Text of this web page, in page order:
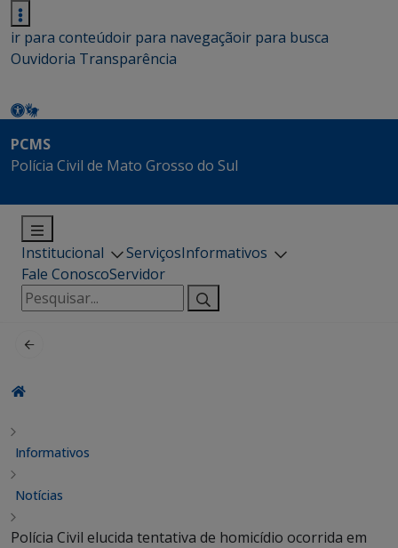
ir para conteúdoir para navegaçãoir para busca
Ouvidoria Transparência
PCMS
Polícia Civil de Mato Grosso do Sul
Institucional ServiçosInformativos
Fale ConoscoServidor
Pesquisar
por:
Informativos
Notícias
Polícia Civil elucida tentativa de homicídio ocorrida em